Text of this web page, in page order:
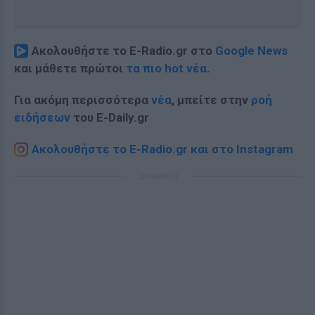
Ακολουθήστε το E-Radio.gr στο Google News
και μάθετε πρώτοι τα πιο hot νέα.
Για ακόμη περισσότερα νέα, μπείτε στην ροή
ειδήσεων του E-Daily.gr
Ακολουθήστε το E-Radio.gr και στο Instagram